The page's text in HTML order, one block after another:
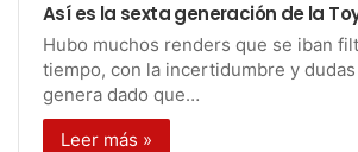
Así es la sexta generación de la
Hubo muchos renders que se iban
tiempo, con la incertidumbre y
genera dado que…
Leer más »